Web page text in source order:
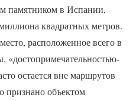
памятником в Испании,
квадратных метров.
расположенное всего в
«достопримечательностью-
остается вне маршрутов
признано объектом